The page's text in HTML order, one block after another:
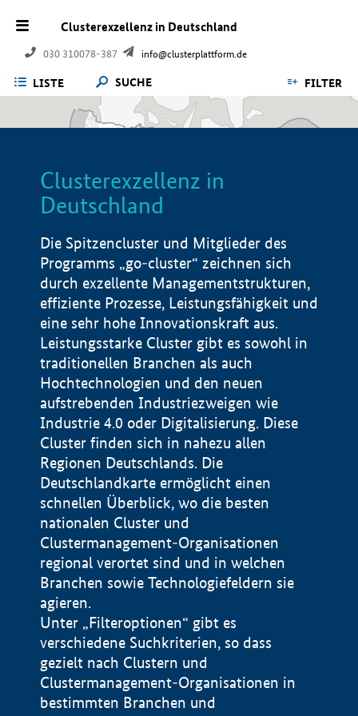
Clusterexzellenz in Deutschland
030 310078-387 info@clusterplattform.de
LISTE SUCHE FILTER
Clusterexzellenz in
Deutschland
Die Spitzencluster und Mitglieder des
Programms „go-cluster“ zeichnen sich
durch exzellente Managementstrukturen,
effiziente Prozesse, Leistungsfähigkeit und
eine sehr hohe Innovationskraft aus.
Leistungsstarke Cluster gibt es sowohl in
traditionellen Branchen als auch
Hochtechnologien und den neuen
aufstrebenden Industriezweigen wie
Industrie 4.0 oder Digitalisierung. Diese
Cluster finden sich in nahezu allen
Regionen Deutschlands. Die
Deutschlandkarte ermöglicht einen
schnellen Überblick, wo die besten
nationalen Cluster und
Clustermanagement-Organisationen
regional verortet sind und in welchen
Branchen sowie Technologiefeldern sie
agieren.
Unter „Filteroptionen“ gibt es
verschiedene Suchkriterien, so dass
gezielt nach Clustern und
Clustermanagement-Organisationen in
bestimmten Branchen und
Impressum
Datenschutzerklärung
BMWE, 2026 ©
100 km © Geobasis-DE / BKG 2015